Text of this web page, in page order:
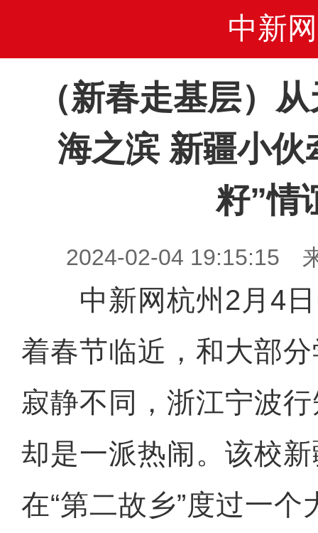
中新网
（新春走基层）
海之滨 新疆小伙
籽”情
2024-02-04 19:15:15
中新网杭州2月4日
着春节临近，和大部
寂静不同，浙江宁波
却是一派热闹。该校
在“第二故乡”度过一